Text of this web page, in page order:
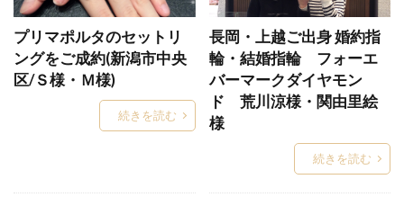
オーダーメイド
オーダーメイド会
オーダー会
オートクチュール
オーロラ
オクターブ
おしゃれ
おしゃれ結婚指輪
オペラ
オリジナル
オリジナルマーク
お悩み解決
プリマポルタのセットリ
ングをご成約(新潟市中央
区/Ｓ様・Ｍ様)
続きを読む
長岡・上越ご出身 婚約指
輪・結婚指輪 フォーエ
バーマークダイヤモン
ド 荒川涼様・関由里絵
様
続きを読む